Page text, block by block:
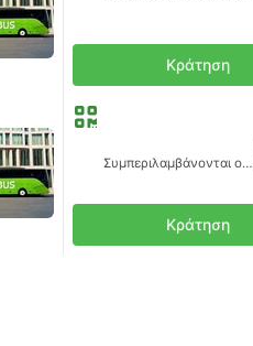
Κράτηση
Συμπεριλαμβάνονται οι φόροι
Κράτηση